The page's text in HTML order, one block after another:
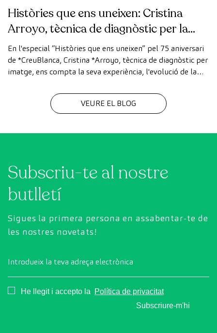
Històries que ens uneixen: Cristina
Arroyo, tècnica de diagnòstic per la
imatge
En l'especial “Històries que ens uneixen” pel 75 aniversari
de *CreuBlanca, Cristina *Arroyo, tècnica de diagnòstic per
imatge, ens compta la seva experiència, l'evolució de la
cada diagnòstic
VEURE EL BLOG
Subscriu-te al nostre
butlletí
Sigues la primera persona en assabentar-te de
les nostres novetats!
Introdueix la teva adreça electrònica
Consentimiento
He llegit i accepto la
Política de privacitat
Subscriure-m'hi